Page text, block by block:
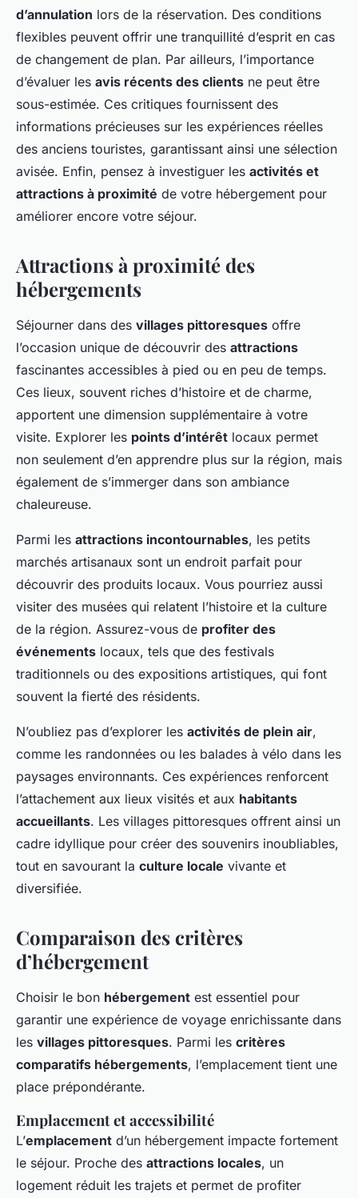
d’annulation lors de la réservation. Des conditions
flexibles peuvent offrir une tranquillité d’esprit en cas
de changement de plan. Par ailleurs, l’importance
d’évaluer les avis récents des clients ne peut être
sous-estimée. Ces critiques fournissent des
informations précieuses sur les expériences réelles
des anciens touristes, garantissant ainsi une sélection
avisée. Enfin, pensez à investiguer les activités et
attractions à proximité de votre hébergement pour
améliorer encore votre séjour.
Attractions à proximité des
hébergements
Séjourner dans des villages pittoresques offre
l’occasion unique de découvrir des attractions
fascinantes accessibles à pied ou en peu de temps.
Ces lieux, souvent riches d’histoire et de charme,
apportent une dimension supplémentaire à votre
visite. Explorer les points d’intérêt locaux permet
non seulement d’en apprendre plus sur la région, mais
également de s’immerger dans son ambiance
chaleureuse.
Parmi les attractions incontournables, les petits
marchés artisanaux sont un endroit parfait pour
découvrir des produits locaux. Vous pourriez aussi
visiter des musées qui relatent l’histoire et la culture
de la région. Assurez-vous de profiter des
événements locaux, tels que des festivals
traditionnels ou des expositions artistiques, qui font
souvent la fierté des résidents.
N’oubliez pas d’explorer les activités de plein air,
comme les randonnées ou les balades à vélo dans les
paysages environnants. Ces expériences renforcent
l’attachement aux lieux visités et aux habitants
accueillants. Les villages pittoresques offrent ainsi un
cadre idyllique pour créer des souvenirs inoubliables,
tout en savourant la culture locale vivante et
diversifiée.
Comparaison des critères
d’hébergement
Choisir le bon hébergement est essentiel pour
garantir une expérience de voyage enrichissante dans
les villages pittoresques. Parmi les critères
comparatifs hébergements, l’emplacement tient une
place prépondérante.
Emplacement et accessibilité
L’emplacement d’un hébergement impacte fortement
le séjour. Proche des attractions locales, un
logement réduit les trajets et permet de profiter